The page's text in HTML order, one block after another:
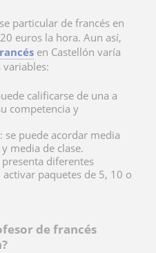
particular de francés en
euros la hora. Aun así,
en Castellón varía
variables:
calificarse de una a
competencia y
: se puede acordar media
media de clase.
diferentes
paquetes de 5, 10 o
de francés